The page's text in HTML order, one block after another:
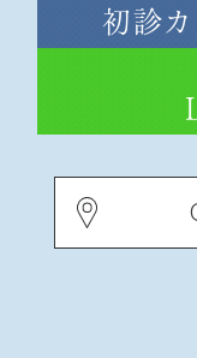
初診